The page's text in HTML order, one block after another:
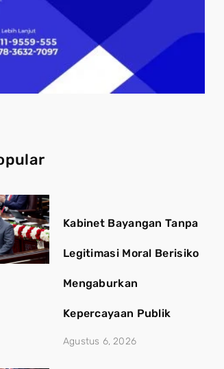
Kabinet Bayangan Tanpa
Legitimasi Moral Berisiko
Mengaburkan
Kepercayaan Publik
Agustus 6, 2026